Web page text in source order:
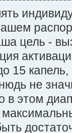
цель -
15
не
в этом